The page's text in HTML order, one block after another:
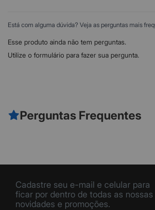
Está com alguma dúvida? Veja as perguntas mais
Esse produto ainda não tem perguntas.
Utilize o formulário para fazer sua pergunta.
Perguntas Frequentes
Cadastre seu e-mail e celular para
ficar por dentro de todas as nossas
novidades e promoções.